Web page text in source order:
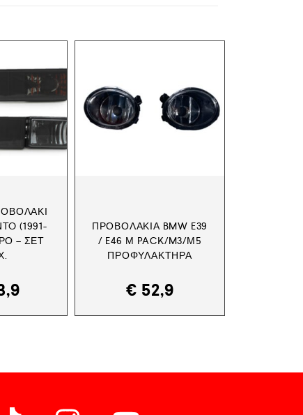
(1991-
– ΣΕΤ
ΠΡΟΒΟΛΆΚΙΑ BMW E39
/ E46 Μ PACK/M3/Μ5
ΠΡΟΦΥΛΑΚΤΉΡΑ
€ 52,9